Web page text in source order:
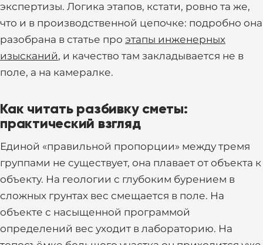
экспертизы. Логика этапов, кстати, ровно та же,
что и в производственной цепочке: подробно она
разобрана в статье про этапы инженерных
изысканий, и качество там закладывается не в
поле, а на камералке.
Как читать разбивку сметы:
практический взгляд
Единой «правильной пропорции» между тремя
группами не существует, она плавает от объекта к
объекту. На геологии с глубоким бурением в
сложных грунтах вес смещается в поле. На
объекте с насыщенной программой
определений вес уходит в лабораторию. На